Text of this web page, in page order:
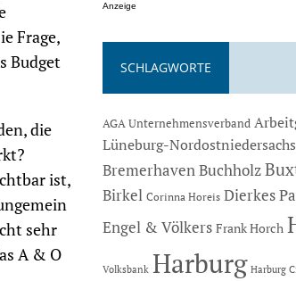
Frage,
Budget
die
ist,
sehr
A & O
Anzeige
SCHLAGWORTE
AGA Unternehmensverband
Lüneburg-
BremerhavenBuchholz
Birkel Corinna Horeis Dierkes
Engel & Völkers Frank Horch
Volksbank Harburg Harburg